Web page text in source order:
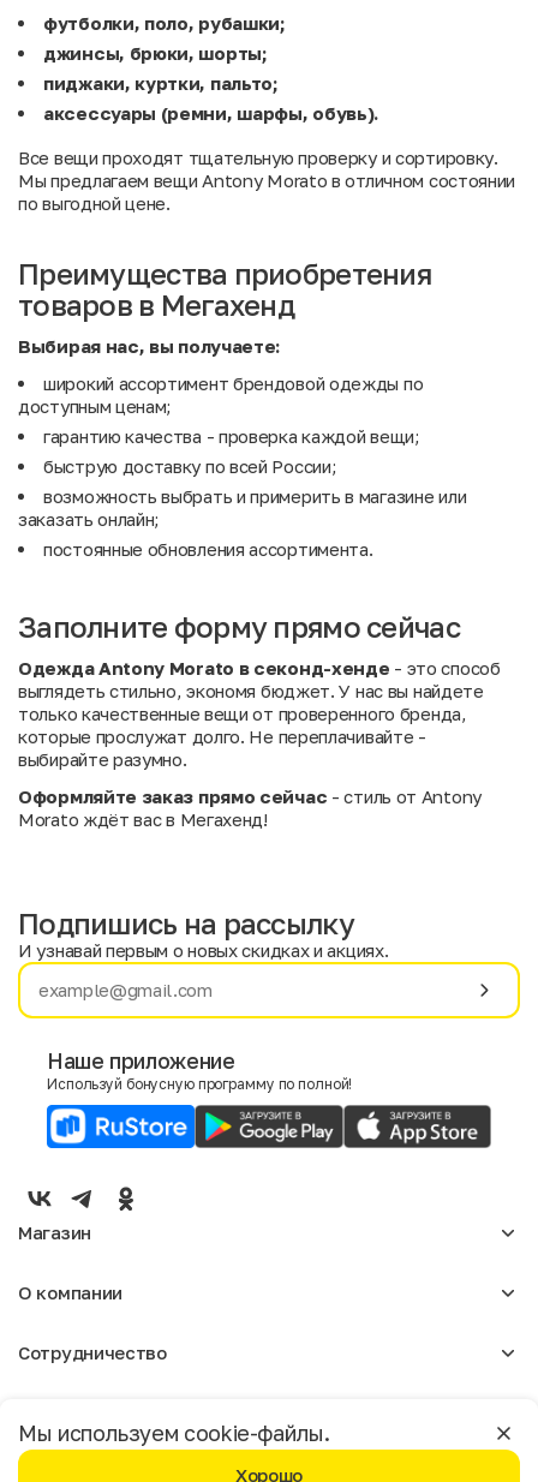
футболки, поло, рубашки;
джинсы, брюки, шорты;
пиджаки, куртки, пальто;
аксессуары (ремни, шарфы, обувь).
Все вещи проходят тщательную проверку и сортировку.
Мы предлагаем вещи Antony Morato в отличном состоянии
по выгодной цене.
Преимущества приобретения
товаров в Мегахенд
Выбирая нас, вы получаете:
широкий ассортимент брендовой одежды по
доступным ценам;
гарантию качества - проверка каждой вещи;
быструю доставку по всей России;
возможность выбрать и примерить в магазине или
заказать онлайн;
постоянные обновления ассортимента.
Заполните форму прямо сейчас
Одежда Antony Morato в секонд-хенде - это способ
выглядеть стильно, экономя бюджет. У нас вы найдете
только качественные вещи от проверенного бренда,
которые прослужат долго. Не переплачивайте -
выбирайте разумно.
Оформляйте заказ прямо сейчас - стиль от Antony
Morato ждёт вас в Мегахенд!
Имя
E-mail
Мужской
Мы используем cookie-файлы.
Хорошо
Москва
Подпишись на рассылку
И узнавай первым о новых скидках и акциях.
Наше приложение
Используй бонусную программу по полной!
Магазин
Мужское
О компании
Отзывы
Магазины
Сотрудничество
Реклама
Доставка и оплата
Бонусная программа
Политика конфиденциальности